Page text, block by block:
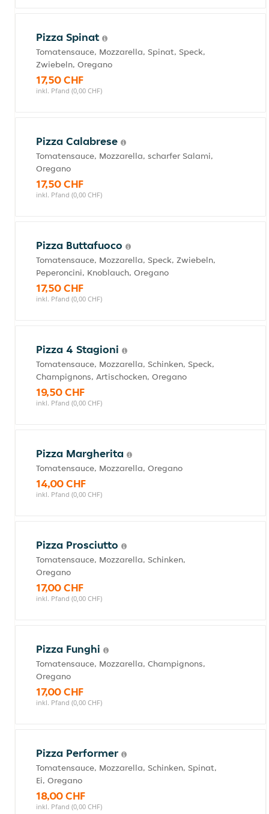
Pizza Spinat
Tomatensauce, Mozzarella, Spinat, Speck,
Zwiebeln, Oregano
17,50 CHF
inkl. Pfand (0,00 CHF)
Pizza Calabrese
Tomatensauce, Mozzarella, scharfer Salami,
Oregano
17,50 CHF
inkl. Pfand (0,00 CHF)
Pizza Buttafuoco
Tomatensauce, Mozzarella, Speck, Zwiebeln,
Peperoncini, Knoblauch, Oregano
17,50 CHF
inkl. Pfand (0,00 CHF)
Pizza 4 Stagioni
Tomatensauce, Mozzarella, Schinken, Speck,
Champignons, Artischocken, Oregano
19,50 CHF
inkl. Pfand (0,00 CHF)
Pizza Margherita
Tomatensauce, Mozzarella, Oregano
14,00 CHF
inkl. Pfand (0,00 CHF)
Pizza Prosciutto
Tomatensauce, Mozzarella, Schinken,
Oregano
17,00 CHF
inkl. Pfand (0,00 CHF)
Pizza Funghi
Tomatensauce, Mozzarella, Champignons,
Oregano
17,00 CHF
inkl. Pfand (0,00 CHF)
Pizza Performer
Tomatensauce, Mozzarella, Schinken, Spinat,
Ei, Oregano
18,00 CHF
inkl. Pfand (0,00 CHF)